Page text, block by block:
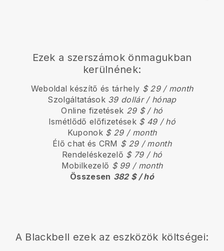
Ezek a szerszámok önmagukban
kerülnének:
Weboldal készítő és tárhely $ 29 / month
Szolgáltatások 39 dollár / hónap
Online fizetések 29 $ / hó
Ismétlődő előfizetések $ 49 / hó
Kuponok $ 29 / month
Élő chat és CRM $ 29 / month
Rendeléskezelő $ 79 / hó
Mobilkezelő $ 99 / month
Összesen 382 $ / hó
A Blackbell ezek az eszközök költségei: